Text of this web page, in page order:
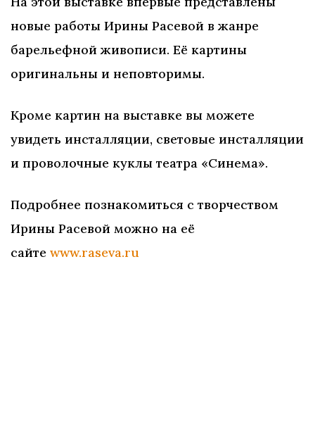
новые работы Ирины Расевой в жанре
барельефной живописи. Её картины
оригинальны и неповторимы.
Кроме картин на выставке вы можете
увидеть инсталляции, световые инсталляции
и проволочные куклы театра «Синема».
Подробнее познакомиться с творчеством
Ирины Расевой можно на её
сайте www.raseva.ru